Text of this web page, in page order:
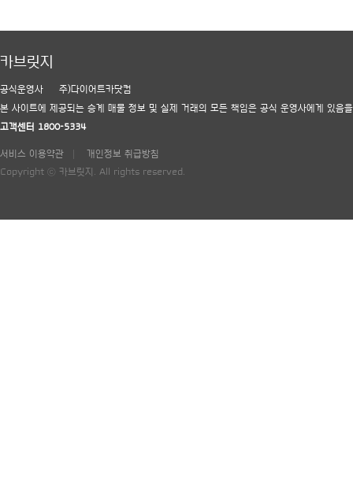
카브릿지
공식운영사
주)다이어트카닷컴
본 사이트에 제공되는 승계 매물 정보 및 실제 거래의 모든 책임은 공식 운영사에게 있음
고객센터 1800-5334
서비스 이용약관
개인정보 취급방침
Copyright ⓒ 카브릿지. All rights reserved.